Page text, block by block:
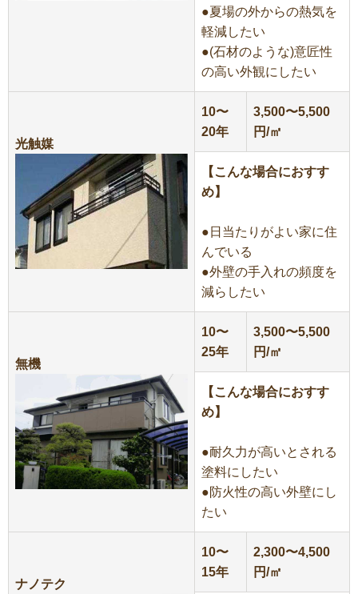
●夏場の外からの熱気を
軽減したい
●(石材のような)意匠性
の高い外観にしたい
光触媒
10〜
20年
3,500〜5,500
円/㎡
【こんな場合におすす
め】
●日当たりがよい家に住
んでいる
●外壁の手入れの頻度を
減らしたい
無機
10〜
25年
3,500〜5,500
円/㎡
【こんな場合におすす
め】
●耐久力が高いとされる
塗料にしたい
●防火性の高い外壁にし
たい
ナノテク
10〜
15年
2,300〜4,500
円/㎡